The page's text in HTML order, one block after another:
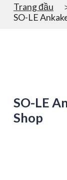
Trang đầu
SO-LE
SO-LE
Shop